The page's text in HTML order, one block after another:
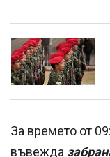
За времето от
въвежда